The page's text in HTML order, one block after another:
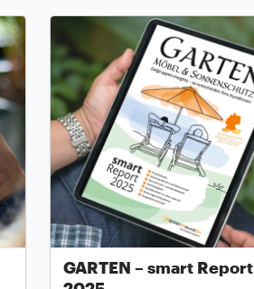
GARTEN – smart Report